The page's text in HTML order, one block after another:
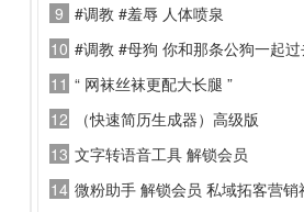
9 #调教 #羞辱 人体喷泉
10 #调教 #母狗 你和那条公狗一起
11 “ 网袜丝袜更配大长腿 ”
12
（快速简历生成器）高级版
13 文字转语音工具 解锁会员
14 微粉助手 解锁会员 私域拓客营销